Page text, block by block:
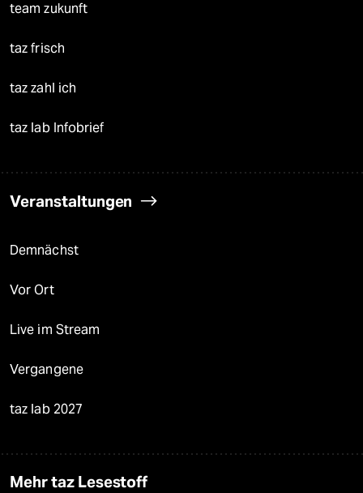
team zukunft
taz frisch
taz zahl ich
taz lab Infobrief
Veranstaltungen
Demnächst
Vor Ort
Live im Stream
Vergangene
taz lab 2027
Mehr taz Lesestoff